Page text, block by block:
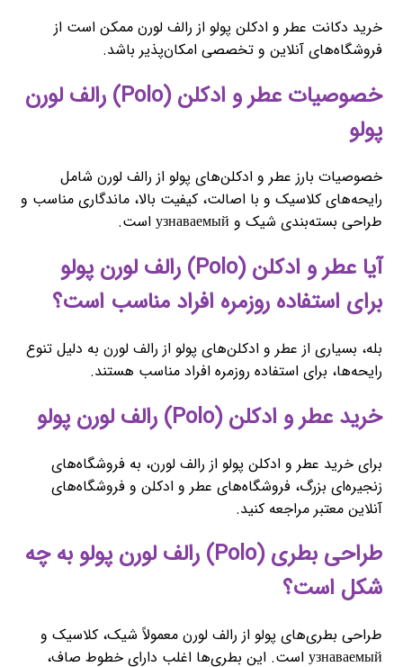
خرید دکانت عطر و ادکلن پولو از رالف لورن ممکن است از
فروشگاه‌های آنلاین و تخصصی امکان‌پذیر باشد.
خصوصیات عطر و ادکلن (Polo) رالف لورن
پولو
خصوصیات بارز عطر و ادکلن‌های پولو از رالف لورن شامل
رایحه‌های کلاسیک و با اصالت، کیفیت بالا، ماندگاری مناسب و
طراحی بسته‌بندی شیک و узнаваемый است.
آیا عطر و ادکلن (Polo) رالف لورن پولو
برای استفاده روزمره افراد مناسب است؟
بله، بسیاری از عطر و ادکلن‌های پولو از رالف لورن به دلیل تنوع
رایحه‌ها، برای استفاده روزمره افراد مناسب هستند.
خرید عطر و ادکلن (Polo) رالف لورن پولو
برای خرید عطر و ادکلن پولو از رالف لورن، به فروشگاه‌های
زنجیره‌ای بزرگ، فروشگاه‌های عطر و ادکلن و فروشگاه‌های
آنلاین معتبر مراجعه کنید.
طراحی بطری (Polo) رالف لورن پولو به چه
شکل است؟
طراحی بطری‌های پولو از رالف لورن معمولاً شیک، کلاسیک و
узнаваемый است. این بطری‌ها اغلب دارای خطوط صاف،